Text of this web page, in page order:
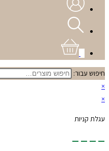
חיפוש עבור:
×
×
עגלת קניות